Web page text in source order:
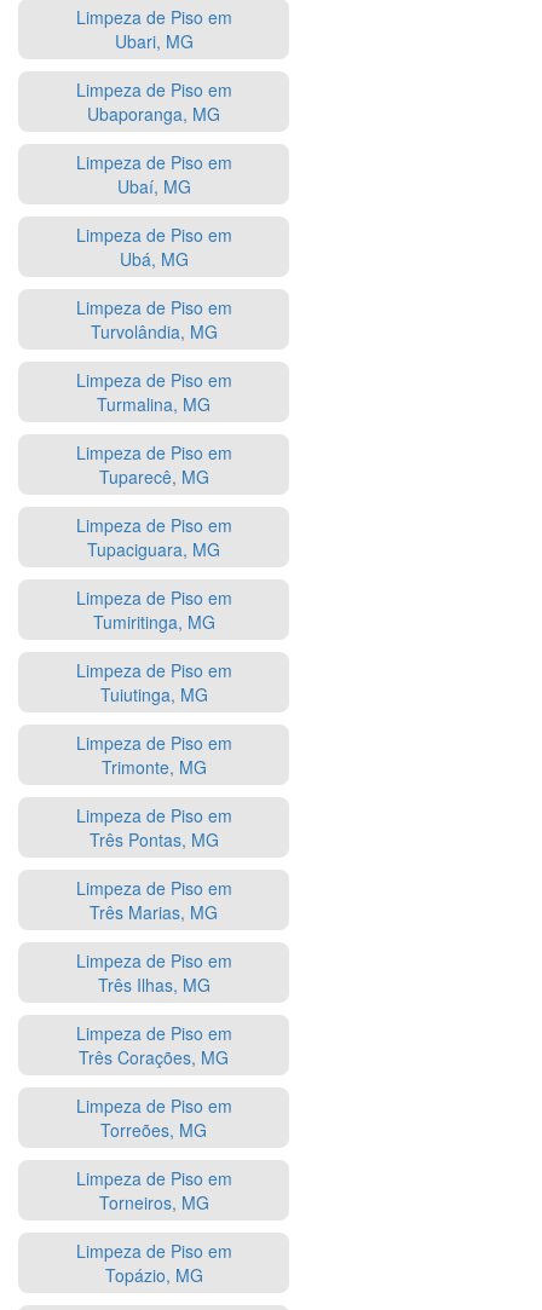
Limpeza de Piso em
Ubari, MG
Limpeza de Piso em
Ubaporanga, MG
Limpeza de Piso em
Ubaí, MG
Limpeza de Piso em
Ubá, MG
Limpeza de Piso em
Turvolândia, MG
Limpeza de Piso em
Turmalina, MG
Limpeza de Piso em
Tuparecê, MG
Limpeza de Piso em
Tupaciguara, MG
Limpeza de Piso em
Tumiritinga, MG
Limpeza de Piso em
Tuiutinga, MG
Limpeza de Piso em
Trimonte, MG
Limpeza de Piso em
Três Pontas, MG
Limpeza de Piso em
Três Marias, MG
Limpeza de Piso em
Três Ilhas, MG
Limpeza de Piso em
Três Corações, MG
Limpeza de Piso em
Torreões, MG
Limpeza de Piso em
Torneiros, MG
Limpeza de Piso em
Topázio, MG